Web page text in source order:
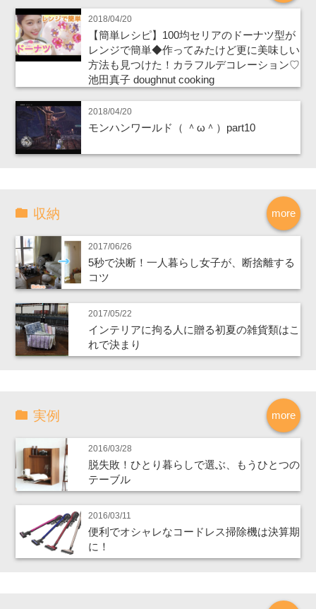
2018/04/20
【簡単レシピ】100均セリアのドーナツ型が
レンジで簡単◆作ってみたけど更に美味しい
方法も見つけた！カラフルデコレーション♡
池田真子 doughnut cooking
2018/04/20
モンハンワールド（ ＾ω＾）part10
more
収納
2017/06/26
5秒で決断！一人暮らし女子が、断捨離する
コツ
2017/05/22
インテリアに拘る人に贈る初夏の雑貨類はこ
れで決まり
more
実例
2016/03/28
脱失敗！ひとり暮らしで選ぶ、もうひとつの
テーブル
2016/03/11
便利でオシャレなコードレス掃除機は決算期
に！